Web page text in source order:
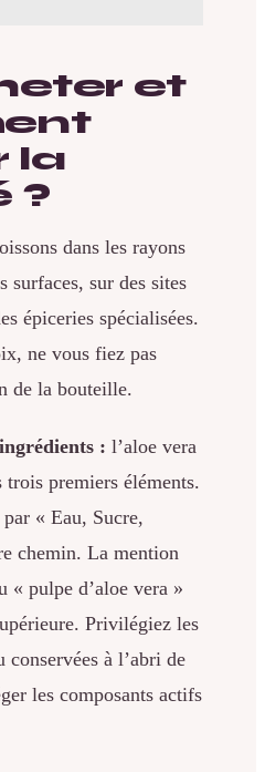
et
la
?
dans les rayons
surfaces, sur des sites
épiceries spécialisées.
ne vous fiez pas
de la bouteille.
: l’aloe vera
premiers éléments.
« Eau, Sucre,
chemin. La mention
« pulpe d’aloe vera »
Privilégiez les
conservées à l’abri de
les composants actifs